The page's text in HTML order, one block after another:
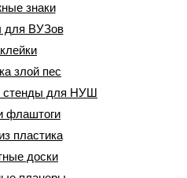
знаки
для ВУЗов
злой пес
стенды для НУШ
флаштоги
пластика
доски